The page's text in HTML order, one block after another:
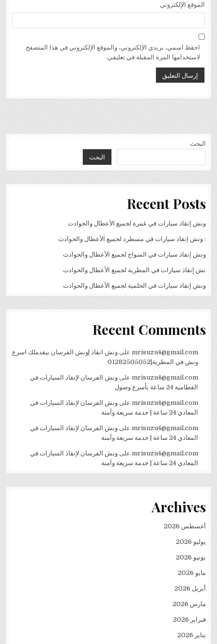
الموقع الإلكتروني
احفظ اسمي، بريدي الإلكتروني، والموقع الإلكتروني في هذا المتصفح
لاستخدامها المرة المقبلة في تعليقي.
البحث
البحث
Recent Posts
ونش إنقاذ سيارات في غمرة لجميع الأعطال والحوادث
: ونش إنقاذ سيارات في مسطرد لجميع الأعطال والحوادث
ونش إنقاذ سيارات في السواح لجميع الأعطال والحوادث
نش إنقاذ سيارات في المطرية لجميع الأعطال والحوادث
ونش إنقاذ سيارات في الحلمية لجميع الأعطال والحوادث
Recent Comments
mrisuzu4@gmail.comعلى ونش انقاذ |ونش الفرسان بيقدملك اسرع
ونش في المطرية|01282505052
mrisuzu4@gmail.comعلى ونش الفرسان لإنقاذ السيارات في
القطامية 24 ساعة بأسرع وصول
mrisuzu4@gmail.comعلى ونش الفرسان لإنقاذ السيارات في
المعادي 24 ساعة | خدمة سريعة وآمنة
mrisuzu4@gmail.comعلى ونش الفرسان لإنقاذ السيارات في
المعادي 24 ساعة | خدمة سريعة وآمنة
mrisuzu4@gmail.comعلى ونش الفرسان لإنقاذ السيارات في
المعادي 24 ساعة | خدمة سريعة وآمنة
Archives
أغسطس 2026
يوليو 2026
يونيو 2026
مايو 2026
أبريل 2026
مارس 2026
فبراير 2026
يناير 2026